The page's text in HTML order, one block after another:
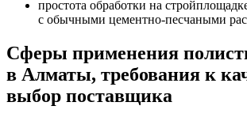
простота обработки на
с обычными цементно-песчаными
Сферы применения
в Алматы, требования к
выбор поставщика